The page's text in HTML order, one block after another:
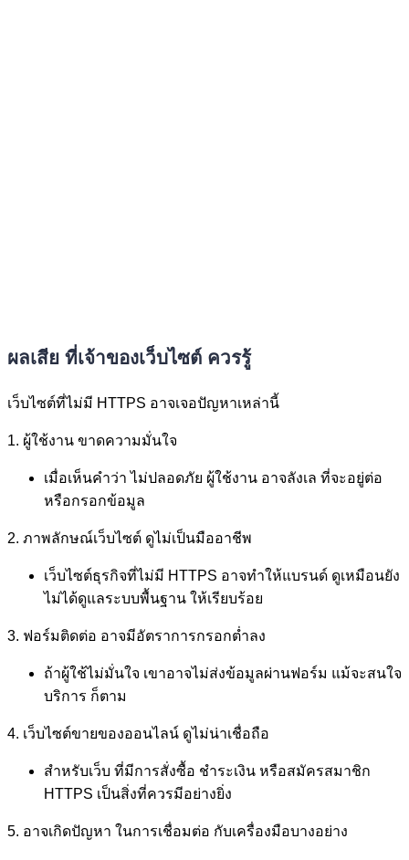
ผลเสีย ที่เจ้าของเว็บไซต์ ควรรู้
เว็บไซต์ที่ไม่มี HTTPS อาจเจอปัญหาเหล่านี้
1. ผู้ใช้งาน ขาดความมั่นใจ
เมื่อเห็นคำว่า ไม่ปลอดภัย ผู้ใช้งาน อาจลังเล ที่จะอยู่ต่อ
หรือกรอกข้อมูล
2. ภาพลักษณ์เว็บไซต์ ดูไม่เป็นมืออาชีพ
เว็บไซต์ธุรกิจที่ไม่มี HTTPS อาจทำให้แบรนด์ ดูเหมือนยัง
ไม่ได้ดูแลระบบพื้นฐาน ให้เรียบร้อย
3. ฟอร์มติดต่อ อาจมีอัตราการกรอกต่ำลง
ถ้าผู้ใช้ไม่มั่นใจ เขาอาจไม่ส่งข้อมูลผ่านฟอร์ม แม้จะสนใจ
บริการ ก็ตาม
4. เว็บไซต์ขายของออนไลน์ ดูไม่น่าเชื่อถือ
สำหรับเว็บ ที่มีการสั่งซื้อ ชำระเงิน หรือสมัครสมาชิก
HTTPS เป็นสิ่งที่ควรมีอย่างยิ่ง
5. อาจเกิดปัญหา ในการเชื่อมต่อ กับเครื่องมือบางอย่าง